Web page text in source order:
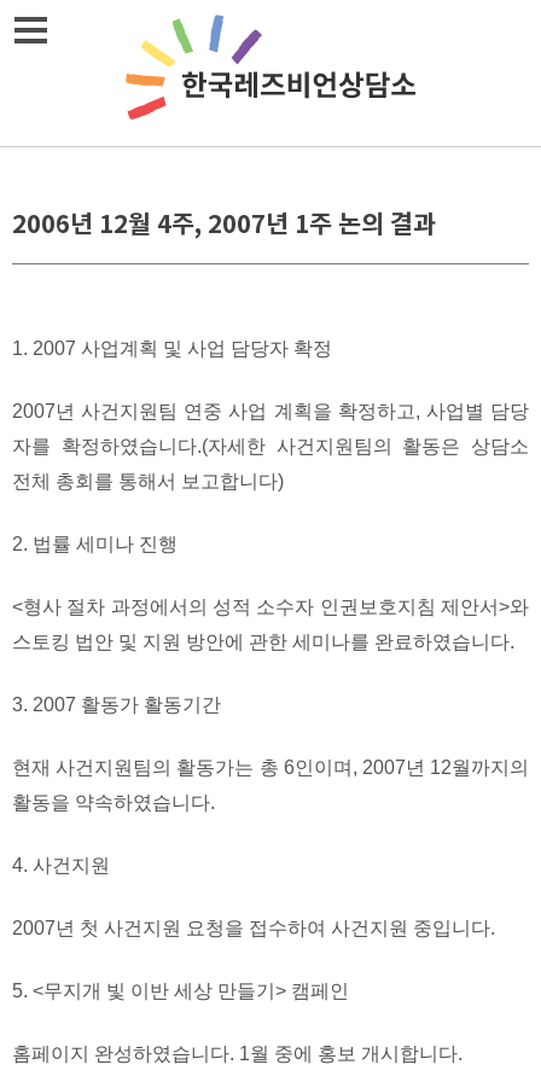
Skip
2006년 12월 4주, 2007년 1주 논의 결과
1. 2007 사업계획 및 사업 담당자 확정
2007년 사건지원팀 연중 사업 계획을 확정하고, 사업별 담당
자를 확정하였습니다.(자세한 사건지원팀의 활동은 상담소
전체 총회를 통해서 보고합니다)
2. 법률 세미나 진행
<형사 절차 과정에서의 성적 소수자 인권보호지침 제안서>와
스토킹 법안 및 지원 방안에 관한 세미나를 완료하였습니다.
3. 2007 활동가 활동기간
현재 사건지원팀의 활동가는 총 6인이며, 2007년 12월까지의
활동을 약속하였습니다.
4. 사건지원
2007년 첫 사건지원 요청을 접수하여 사건지원 중입니다.
5. <무지개 빛 이반 세상 만들기> 캠페인
홈페이지 완성하였습니다. 1월 중에 홍보 개시합니다.